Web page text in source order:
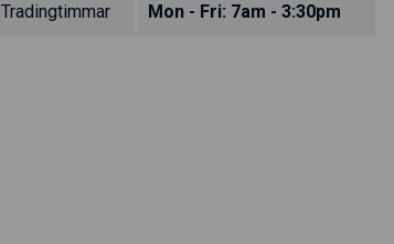
Tradingtimmar Mon - Fri: 7am - 3:30pm